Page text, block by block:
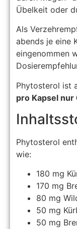
Übelkeit oder
Als
abends je eine
eingenommen
Phytosterol ist
pro Kapsel nur
Phytosterol
wie:
180 mg
170 mg
80 mg
50 mg
50 mg